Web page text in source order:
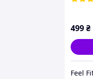
499₴
Feel